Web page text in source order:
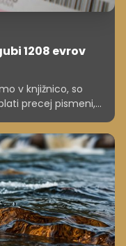
1208 evrov
v knjižnico, so
precej pismeni,
finančno bolj -
v povprečju